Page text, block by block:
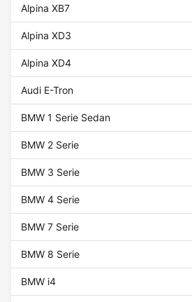
Alpina XB7
Alpina XD3
Alpina XD4
Audi E-Tron
BMW 1 Serie Sedan
BMW 2 Serie
BMW 3 Serie
BMW 4 Serie
BMW 7 Serie
BMW 8 Serie
BMW i4